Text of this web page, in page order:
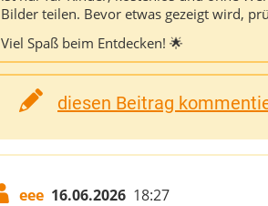
Bilder teilen. Bevor etwas gezeigt wird,
Viel Spaß beim Entdecken! 🌟
diesen Beitrag
eee 16.06.2026 18:27